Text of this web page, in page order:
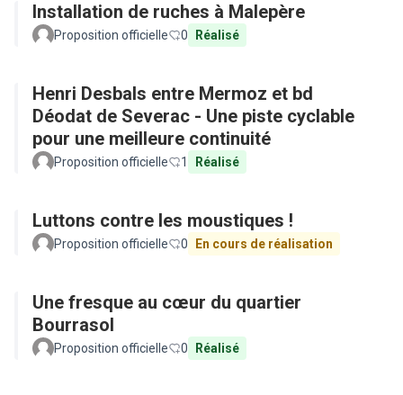
Installation de ruches à Malepère
Proposition officielle 0 Réalisé
Henri Desbals entre Mermoz et bd
Déodat de Severac - Une piste cyclable
pour une meilleure continuité
Proposition officielle 1 Réalisé
Luttons contre les moustiques !
Proposition officielle 0 En cours de réalisation
Une fresque au cœur du quartier
Bourrasol
Proposition officielle 0 Réalisé